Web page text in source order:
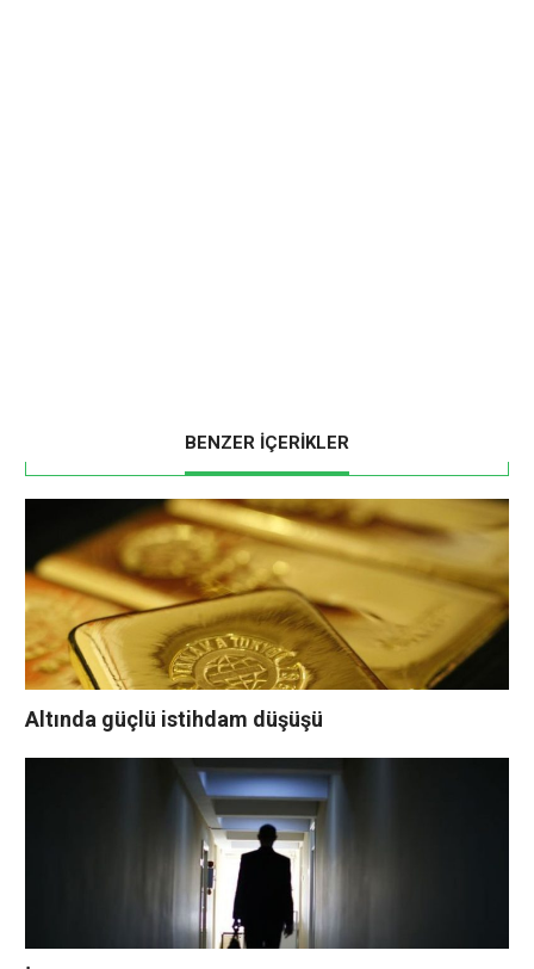
BENZER İÇERİKLER
Altında güçlü istihdam düşüşü